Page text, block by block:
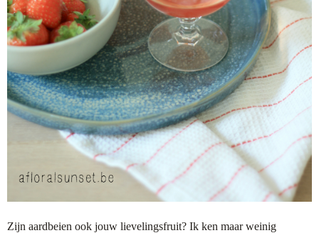
Zijn aardbeien ook jouw lievelingsfruit? Ik ken maar weinig